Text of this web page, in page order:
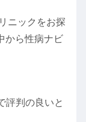
ニックをお探
から性病ナビ
評判の良いと